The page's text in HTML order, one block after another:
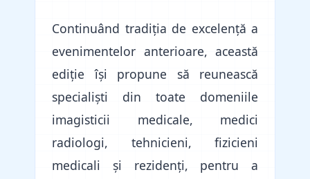
Continuând tradiția de excelență a
evenimentelor anterioare, această
ediție își propune să reunească
specialiști din toate domeniile
imagisticii medicale, medici
radiologi, tehnicieni, fizicieni
medicali și rezidenți, pentru a